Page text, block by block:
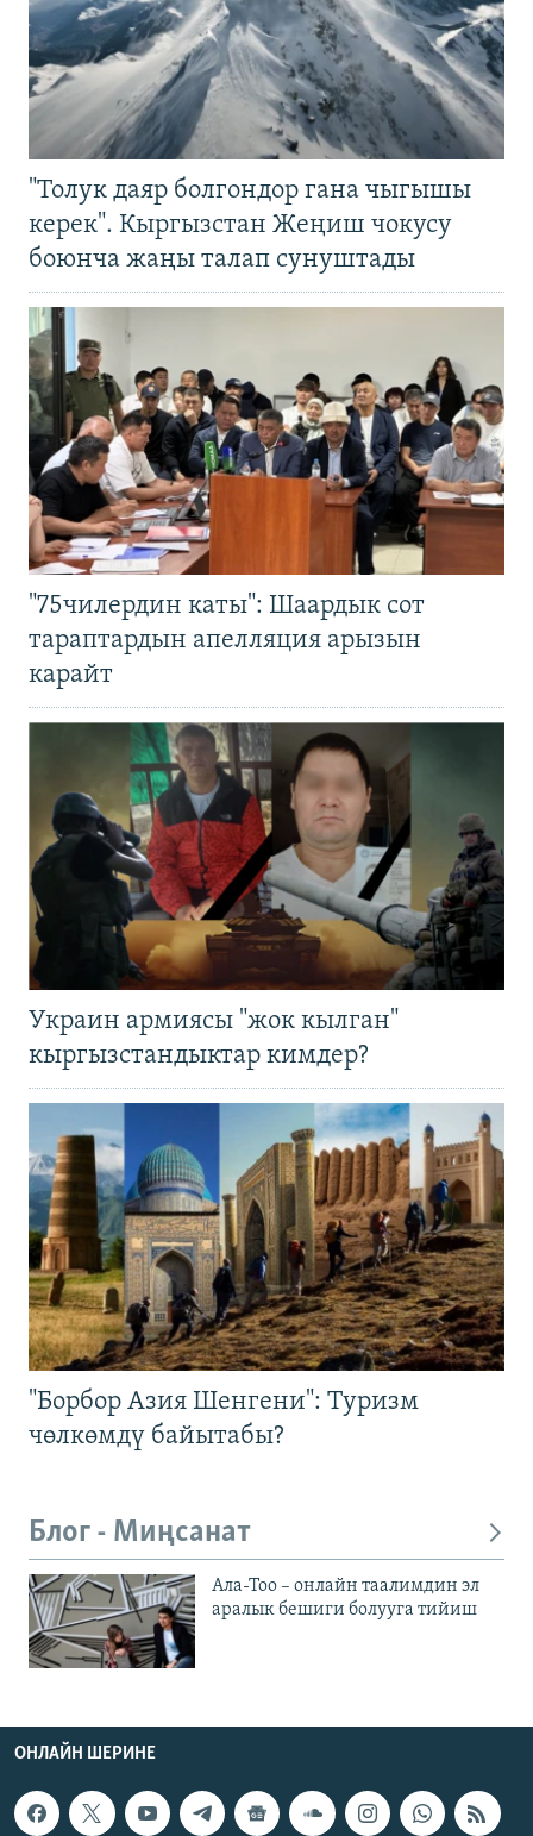
"Толук даяр болгондор гана чыгышы
керек". Кыргызстан Жеңиш чокусу
боюнча жаңы талап сунуштады
"75чилердин каты": Шаардык сот
тараптардын апелляция арызын
карайт
Украин армиясы "жок кылган"
кыргызстандыктар кимдер?
"Борбор Азия Шенгени": Туризм
чөлкөмдү байытабы?
Блог - Миңсанат
Ала-Тоо – онлайн таалимдин эл
аралык бешиги болууга тийиш
ОНЛАЙН ШЕРИНЕ